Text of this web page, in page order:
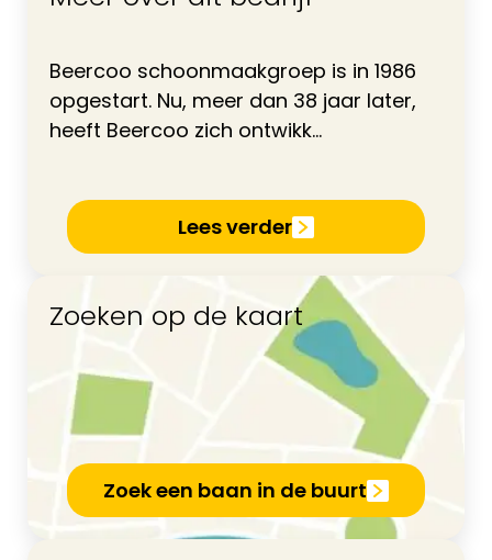
Beercoo schoonmaakgroep is in 1986
opgestart. Nu, meer dan 38 jaar later,
heeft Beercoo zich ontwikk...
Lees verder
Zoeken op de kaart
Zoek een baan in de buurt